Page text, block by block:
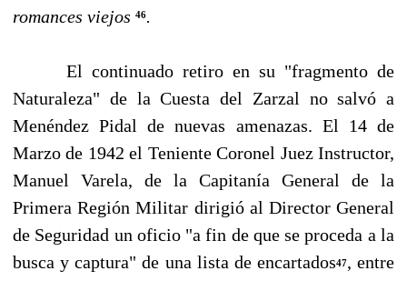
romances viejos 46.
El continuado retiro en su "fragmento de
Naturaleza" de la Cuesta del Zarzal no salvó a
Menén­dez Pidal de nuevas amenazas. El 14 de
Marzo de 1942 el Teniente Coronel Juez Instructor,
Ma­nuel Varela, de la Capitanía General de la
Primera Región Militar dirigió al Director General
de Se­guridad un oficio "a fin de que se proceda a la
busca y captura" de una lista de encartados47, entre